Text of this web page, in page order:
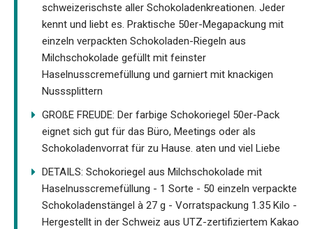
schweizerischste aller Schokoladenkreationen. Jeder
kennt und liebt es. Praktische 50er-Megapackung mit
einzeln verpackten Schokoladen-Riegeln aus
Milchschokolade gefüllt mit feinster
Haselnusscremefüllung und garniert mit knackigen
Nusssplittern
GROßE FREUDE: Der farbige Schokoriegel 50er-Pack
eignet sich gut für das Büro, Meetings oder als
Schokoladenvorrat für zu Hause. aten und viel Liebe
DETAILS: Schokoriegel aus Milchschokolade mit
Haselnusscremefüllung - 1 Sorte - 50 einzeln verpackte
Schokoladenstängel à 27 g - Vorratspackung 1.35 Kilo -
Hergestellt in der Schweiz aus UTZ-zertifiziertem Kakao